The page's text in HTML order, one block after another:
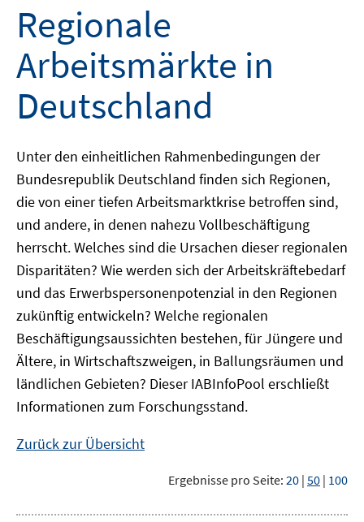
Regionale
Arbeitsmärkte in
Deutschland
Unter den einheitlichen Rahmenbedingungen der
Bundesrepublik Deutschland finden sich Regionen,
die von einer tiefen Arbeitsmarktkrise betroffen sind,
und andere, in denen nahezu Vollbeschäftigung
herrscht. Welches sind die Ursachen dieser regionalen
Disparitäten? Wie werden sich der Arbeitskräftebedarf
und das Erwerbspersonenpotenzial in den Regionen
zukünftig entwickeln? Welche regionalen
Beschäftigungsaussichten bestehen, für Jüngere und
Ältere, in Wirtschaftszweigen, in Ballungsräumen und
ländlichen Gebieten? DieserIABInfoPool erschließt
Informationen zum Forschungsstand.
Zurück zur Übersicht
Ergebnisse pro Seite: 20 | 50 | 100